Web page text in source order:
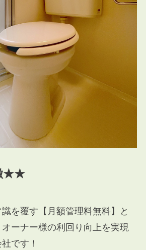
★★
を覆す【月額管理料無料】と
ーナー様の利回り向上を実現
です！